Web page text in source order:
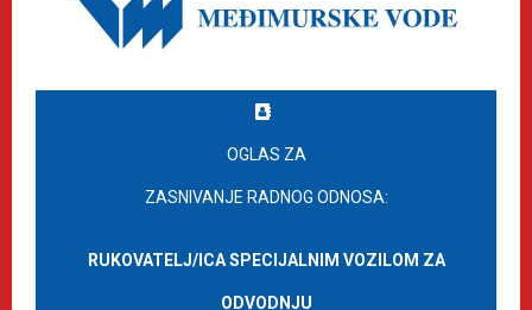
OGLAS ZA
ZASNIVANJE RADNOG ODNOSA:
RUKOVATELJ/ICA SPECIJALNIM VOZILOM ZA
ODVODNJU